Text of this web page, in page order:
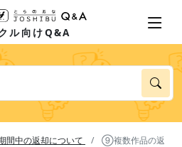
ル向けQ&A
間中の返却について
⑨複数作品の返